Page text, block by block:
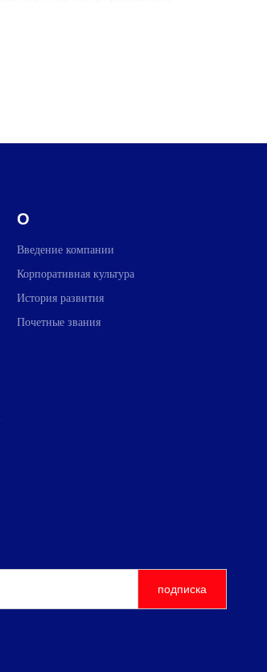
О
Введение компании
Корпоративная культура
История развития
Почетные звания
подписка